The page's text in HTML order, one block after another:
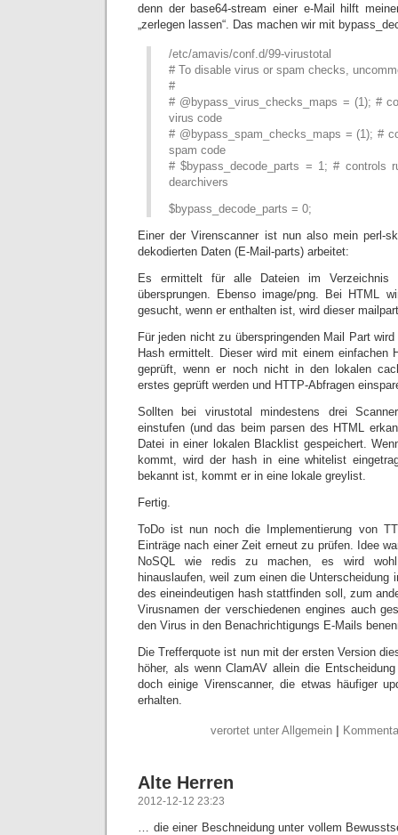
denn der base64-stream einer e-Mail hilft
„zerlegen lassen“. Das machen wir mit
/etc/amavis/conf.d/99-virustotal
# To disable virus or spam checks,
#
# @bypass_virus_checks_maps = (1); #
virus code
# @bypass_spam_checks_maps = (1); #
spam code
# $bypass_decode_parts = 1; # controls
dearchivers
$bypass_decode_parts = 0;
Einer der Virenscanner ist nun also mein perl-
dekodierten Daten (E-Mail-parts) arbeitet:
Es ermittelt für alle Dateien im Verzeichnis
übersprungen. Ebenso image/png. Bei HTML
gesucht, wenn er enthalten ist, wird dieser
Für jeden nicht zu überspringenden Mail Part
Hash ermittelt. Dieser wird mit einem einfachen
geprüft, wenn er noch nicht in den lokalen
erstes geprüft werden und HTTP-Abfragen
Sollten bei virustotal mindestens drei
einstufen (und das beim parsen des HTML
Datei in einer lokalen Blacklist gespeichert.
kommt, wird der hash in eine whitelist
bekannt ist, kommt er in eine lokale greylist.
Fertig.
ToDo ist nun noch die Implementierung von
Einträge nach einer Zeit erneut zu prüfen. Idee
NoSQL wie redis zu machen, es wird
hinauslaufen, weil zum einen die Unterscheidung
des eineindeutigen hash stattfinden soll, zum
Virusnamen der verschiedenen engines auch
den Virus in den Benachrichtigungs E-Mails
Die Trefferquote ist nun mit der ersten Version
höher, als wenn ClamAV allein die
doch einige Virenscanner, die etwas häufiger
erhalten.
verortet unter Allgemein
Alte Herren
2012-12-12 23:23
… die einer Beschneidung unter vollem